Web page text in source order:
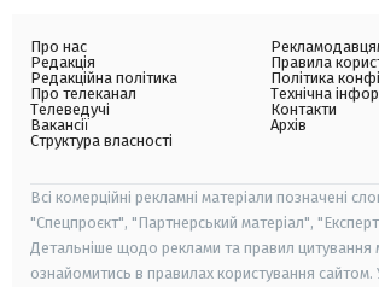
Про нас
Редакція
Редакційна політика
Про телеканал
Телеведучі
Вакансії
Структура власності
Правила
Політика
Технічна
Контакти
Архів
Всі комерційні рекламні матеріали позначені
"Спецпроєкт", "Партнерський матеріал",
Детальніше щодо реклами та правил
ознайомитись в правилах користування сайтом.